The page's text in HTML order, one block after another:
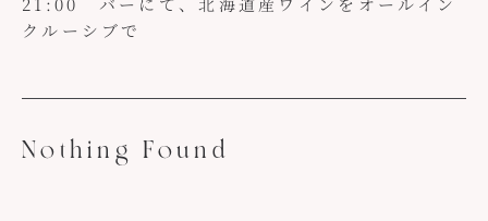
クルーシブで
Nothing Found